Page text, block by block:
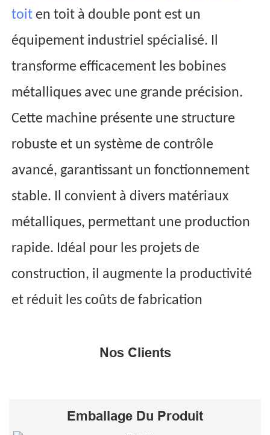
toit en toit à double pont est un
équipement industriel spécialisé. Il
transforme efficacement les bobines
métalliques avec une grande précision.
Cette machine présente une structure
robuste et un système de contrôle
avancé, garantissant un fonctionnement
stable. Il convient à divers matériaux
métalliques, permettant une production
rapide. Idéal pour les projets de
construction, il augmente la productivité
et réduit les coûts de fabrication
Nos Clients
Emballage Du Produit